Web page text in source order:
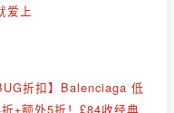
爱上
折扣】Balenciaga 低
+额外5折！£84收经典